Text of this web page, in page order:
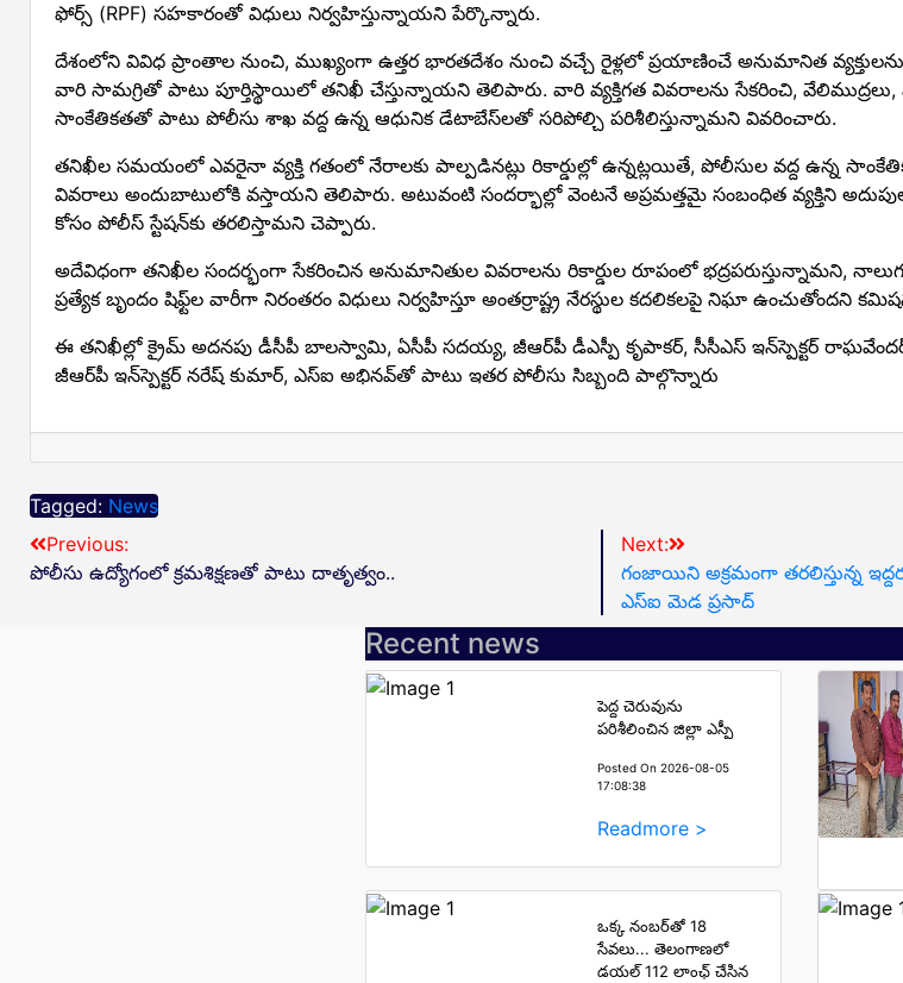
ఫోర్స్ (RPF) సహకారంతో విధులు నిర్వహిస్తున్నాయని పేర్కొన్నారు.
దేశంలోని వివిధ ప్రాంతాల నుంచి, ముఖ్యంగా ఉత్తర భారతదేశం నుంచి వచ్చే రైళ్లలో ప్రయాణించే అనుమానిత వ్యక్తులను
వారి సామగ్రితో పాటు పూర్తిస్థాయిలో తనిఖీ చేస్తున్నాయని తెలిపారు. వారి వ్యక్తిగత వివరాలను సేకరించి,
సాంకేతికతతో పాటు పోలీసు శాఖ వద్ద ఉన్న ఆధునిక డేటాబేస్‌లతో సరిపోల్చి పరిశీలిస్తున్నామని వివరించారు.
తనిఖీల సమయంలో ఎవరైనా వ్యక్తి గతంలో నేరాలకు పాల్పడినట్లు రికార్డుల్లో ఉన్నట్లయితే, పోలీసుల వద్ద ఉన్న
వివరాలు అందుబాటులోకి వస్తాయని తెలిపారు. అటువంటి సందర్భాల్లో వెంటనే అప్రమత్తమై సంబంధిత వ్యక్తిని
కోసం పోలీస్ స్టేషన్‌కు తరలిస్తామని చెప్పారు.
అదేవిధంగా తనిఖీల సందర్భంగా సేకరించిన అనుమానితుల వివరాలను రికార్డుల రూపంలో భద్రపరుస్తున్నామని,
ప్రత్యేక బృందం షిఫ్ట్‌ల వారీగా నిరంతరం విధులు నిర్వహిస్తూ అంతర్రాష్ట్ర నేరస్థుల కదలికలపై నిఘా ఉంచుతోందని
ఈ తనిఖీల్లో క్రైమ్ అదనపు డీసీపీ బాలస్వామి, ఏసీపీ సదయ్య, జీఆర్‌పీ డీఎస్పీ కృపాకర్, సీసీఎస్ ఇన్‌స్పెక్టర్ రాఘవేందర్,
జీఆర్‌పీ ఇన్‌స్పెక్టర్ నరేష్ కుమార్, ఎస్‌ఐ అభినవ్‌తో పాటు ఇతర పోలీసు సిబ్బంది పాల్గొన్నారు
Tagged: News
Previous:
పోలీసు ఉద్యోగంలో క్రమశిక్షణతో పాటు దాతృత్వం..
Next:
గంజాయిని అక్రమంగా తరలిస్తున్న
ఎస్ఐ మెడ ప్రసాద్
Recent news
పెద్ద చెరువును
పరిశీలించిన జిల్లా ఎస్పీ
Posted On 2026-08-05
17:08:38
Readmore >
ఒక్క నంబర్‌తో 18
సేవలు... తెలంగాణలో
డయల్ 112 లాంఛ్ చేసిన